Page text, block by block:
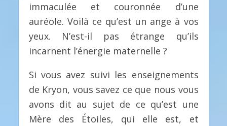
immaculée et couronnée d’une
auréole. Voilà ce qu’est un ange à vos
yeux. N’est-il pas étrange qu’ils
incarnent l’énergie maternelle ?
Si vous avez suivi les enseignements
de Kryon, vous savez ce que nous vous
avons dit au sujet de ce qu’est une
Mère des Étoiles, qui elle est, et